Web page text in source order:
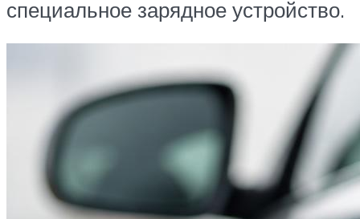
специальное зарядное устройство.